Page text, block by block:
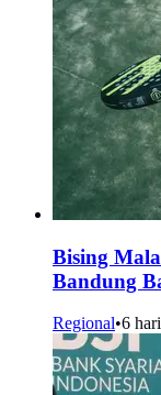
Bising
Bandung
Regional•6